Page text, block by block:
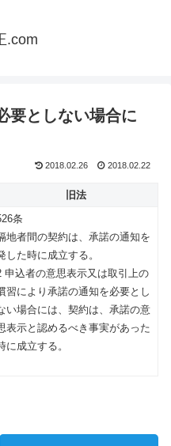
.com
としない場合に
2018.02.26 2018.02.22
旧法
条
地者間の契約は、承諾の通知を
した時に成立する。
申込者の意思表示又は取引上の
習により承諾の通知を必要とし
い場合には、契約は、承諾の意
表示と認めるべき事実があった
に成立する。